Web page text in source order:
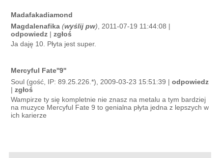
Madafakadiamond
Magdalenafika (wyślij pw), 2011-07-19 11:44:08 |
odpowiedz |zgłoś
Ja daję 10. Płyta jest super.
Mercyful Fate''9''
Soul (gość, IP: 89.25.226.*), 2009-03-23 15:51:39 |odpowiedz
|zgłoś
Wampirze ty się kompletnie nie znasz na metalu a tym bardziej
na muzyce Mercyful Fate 9 to genialna płyta jedna z lepszych w
ich karierze